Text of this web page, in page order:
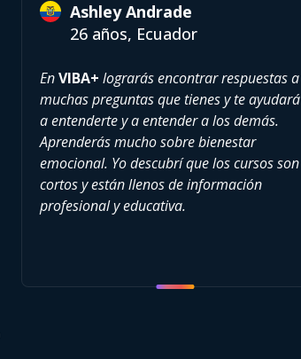
Ashley Andrade
26 años, Ecuador
EnVIBA+ lograrás encontrar respuestas a
muchas preguntas que tienes y te ayudará
a entenderte y a entender a los demás.
Aprenderás mucho sobre bienestar
emocional. Yo descubrí que los cursos son
cortos y están llenos de información
profesional y educativa.